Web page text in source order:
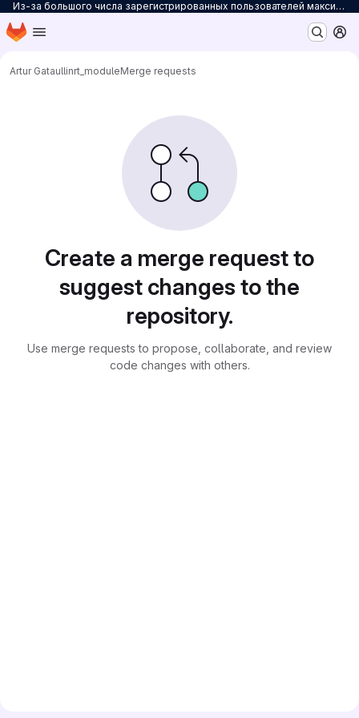
Из-за большого числа зарегистрированных пользователей максимальное количество персональных проектов ограничено до 3. Для снятия ограничений на количество проектов заполните
Skip to main content
Homepage
Artur Gataullinrt_moduleMerge requests
Create a merge request to
suggest changes to the
repository.
Use merge requests to propose, collaborate, and review
code changes with others.